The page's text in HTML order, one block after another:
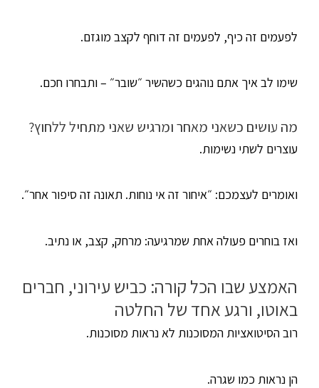
לפעמים זה כיף, לפעמים זה דוחף לקצב מוגזם.
שימו לב איך אתם נוהגים כשהשיר ״שובר״ – ותבחרו חכם.
מה עושים כשאני מאחר ומרגיש שאני מתחיל ללחוץ?
עוצרים לשתי נשימות.
ואומרים לעצמכם: ״איחור זה אי נוחות. תאונה זה סיפור אחר״.
ואז בוחרים פעולה אחת שמרגיעה: מרחק, קצב, או נתיב.
האמצע שבו הכל קורה: כביש עירוני, חברים
באוטו, ורגע אחד של החלטה
רוב הסיטואציות המסוכנות לא נראות מסוכנות.
הן נראות כמו שגרה.